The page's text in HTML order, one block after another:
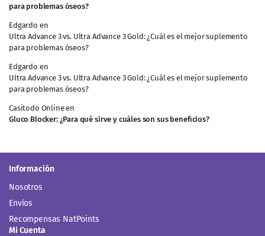
para problemas óseos?
Edgardo en
Ultra Advance 3 vs. Ultra Advance 3 Gold: ¿Cuál es el mejor suplemento
para problemas óseos?
Edgardo en
Ultra Advance 3 vs. Ultra Advance 3 Gold: ¿Cuál es el mejor suplemento
para problemas óseos?
Casitodo Onlineen
Gluco Blocker: ¿Para qué sirve y cuáles son sus beneficios?
Información
Nosotros
Envíos
Recompensas NatPoints
Mi Cuenta